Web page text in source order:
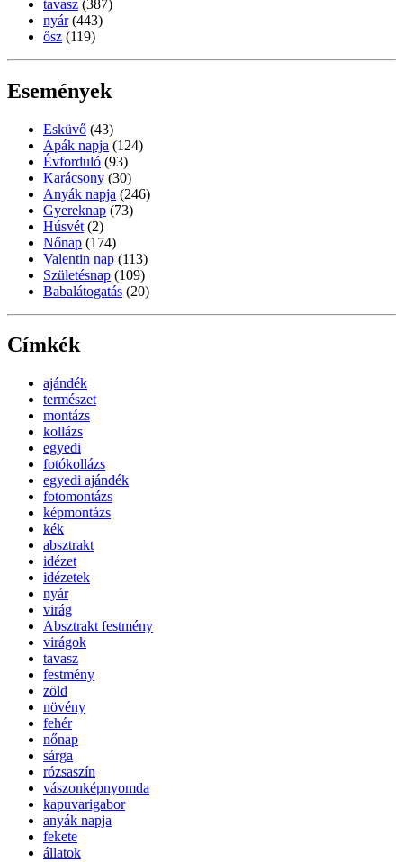
tavasz (387)
nyár (443)
ősz (119)
Események
Esküvő (43)
Apák napja (124)
Évforduló (93)
Karácsony (30)
Anyák napja (246)
Gyereknap (73)
Húsvét (2)
Nőnap (174)
Valentin nap (113)
Születésnap (109)
Babalátogatás (20)
Címkék
ajándék
természet
montázs
kollázs
egyedi
fotókollázs
egyedi ajándék
fotomontázs
képmontázs
kék
absztrakt
idézet
idézetek
nyár
virág
Absztrakt festmény
virágok
tavasz
festmény
zöld
növény
fehér
nőnap
sárga
rózsaszín
vászonképnyomda
kapuvarigabor
anyák napja
fekete
állatok